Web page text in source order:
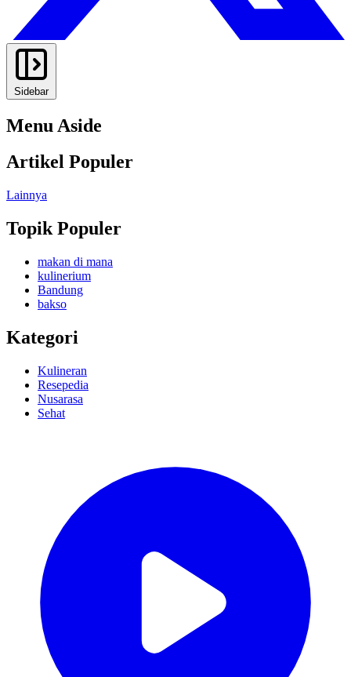
Sidebar
Menu Aside
Artikel Populer
Lainnya
Topik Populer
makan di mana
kulinerium
Bandung
bakso
Kategori
Kulineran
Resepedia
Nusarasa
Sehat